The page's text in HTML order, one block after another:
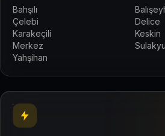
Bahşılı
Çelebi
Delice
Karakeçili
Keskin
Merkez
Yahşihan